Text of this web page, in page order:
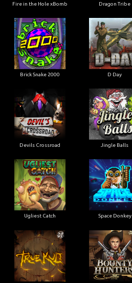
Fire in the Hole xBomb Dragon Tribe
Brick Snake 2000 D Day
Devils Crossroad Jingle Balls
Ugliest Catch Space Donkey